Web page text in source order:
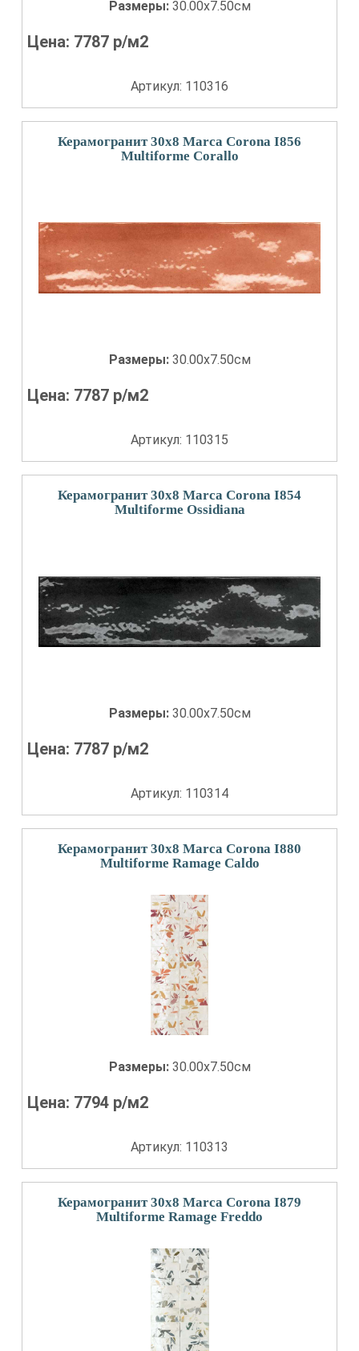
Размеры: 30.00x7.50см
Цена: 7787 р/м2
Артикул: 110316
Керамогранит 30x8 Marca Corona I856
Multiforme Corallo
Размеры: 30.00x7.50см
Цена: 7787 р/м2
Артикул: 110315
Керамогранит 30x8 Marca Corona I854
Multiforme Ossidiana
Размеры: 30.00x7.50см
Цена: 7787 р/м2
Артикул: 110314
Керамогранит 30x8 Marca Corona I880
Multiforme Ramage Caldo
Размеры: 30.00x7.50см
Цена: 7794 р/м2
Артикул: 110313
Керамогранит 30x8 Marca Corona I879
Multiforme Ramage Freddo